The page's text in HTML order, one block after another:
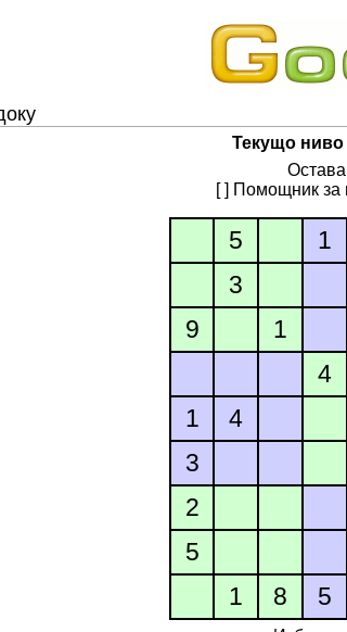
Текущо ниво
[ ] Помощник за
5 1
3
9
1
4
1
4
3
2
5
1
8 5